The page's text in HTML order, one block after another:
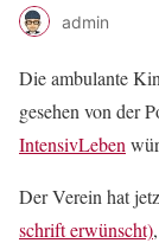
admin
Die ambu­lante
gese­hen von der
Inten­sivLeben
Der Vere­in hat
schrift erwün­scht)